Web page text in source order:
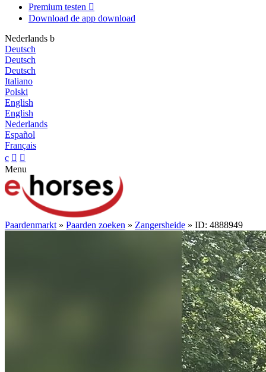
Premium testen 
Download de app download
Nederlands b
Deutsch
Deutsch
Deutsch
Italiano
Polski
English
English
Nederlands
Español
Français
c  
Menu
Paardenmarkt » Paarden zoeken » Zangersheide » ID: 4888949